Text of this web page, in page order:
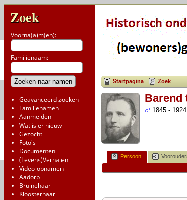
Zoek
Voorna(a)m(en):
Familienaam:
Geavanceerd zoeken
Familienamen
Aanmelden
Wat is er nieuw
Gezocht
Foto's
Documenten
(Levens)Verhalen
Video-opnamen
Aadorp
Bruinehaar
Kloosterhaar
Startpagina Zoek
Barend
1845 -
Persoon